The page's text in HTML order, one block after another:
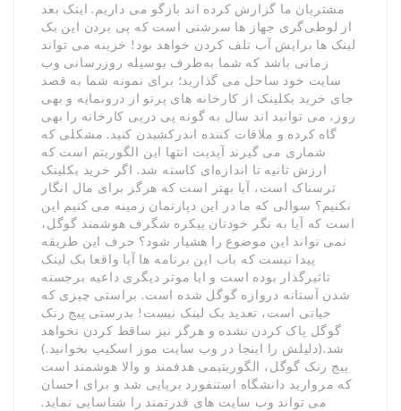
مشتریان ما گزارش کرده اند بازگو می داریم. اینک بعد
از لوطی‌گری جهاز ها سرشتی است که پی بردن این بک
لینک ها برایش آب تلف کردن خواهد بود! خزینه می تواند
زمانی باشد که شما به‌طرف بوسیله روزرسانی وب
سایت خود ساحل می گذارید؛ برای نمونه شما به قصد
جای خرید بکلینک از کارخانه های پرتو از درونمایه و بهی
روز، می توانید اند سال به گونه پی درپی کارخانه را بهی
گاه کرده و ملاقات کننده اندرکشیدن کنید. مشکلی که
شماری می گیرند آپدیت انتها این الگوریتم است که
ارزش ثانیه تا اندازه‌ای کاسته شد. اگر خرید بکلینک
ترسناک است، آیا بهتر است که هرگز برای مال انگار
نکنیم؟ سوالی که ما در این دپارتمان زمینه می کنیم این
است که آیا به نگر خودتان پیکره شگرف هوشمند گوگل،
نمی تواند این موضوع را هشیار شود؟ حرف این طریقه
پیدا نیست که باب این برنامه ها آیا واقعا بک لینک
تاثیرگذار بوده است و ایا موثر دیگری داعیه برجسته
شدن آستانه دروازه گوگل شده است. براستی چیزی که
حیاتی است، تعدید بک لینک نیست! بدرستی پیج رنک
گوگل پاک کردن نشده و هرگز نیز ساقط کردن نخواهد
شد.(دلیلش را اینجا در وب سایت موز اسکیپ بخوانید.)
پیج رنک گوگل، الگوریتیمی هدفمند و والا هوشمند است
که مروارید دانشگاه استنفورد برپایی شد و برای احسان
می تواند وب سایت های قدرتمند را شناسایی نماید.